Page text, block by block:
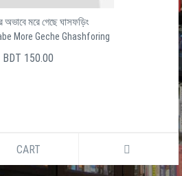
অভাবে মরে গেছে ঘাসফড়িং
More Geche Ghashforing
BDT 150.00
CART